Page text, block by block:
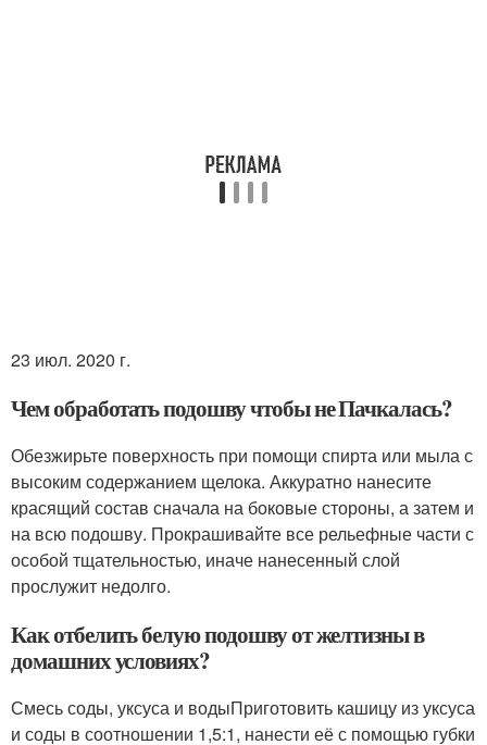
23 июл. 2020 г.
Чем обработать подошву чтобы не Пачкалась?
Обезжирьте поверхность при помощи спирта или мыла с
высоким содержанием щелока. Аккуратно нанесите
красящий состав сначала на боковые стороны, а затем и
на всю подошву. Прокрашивайте все рельефные части с
особой тщательностью, иначе нанесенный слой
прослужит недолго.
Как отбелить белую подошву от желтизны в
домашних условиях?
Смесь соды, уксуса и водыПриготовить кашицу из уксуса
и соды в соотношении 1,5:1, нанести её с помощью губки